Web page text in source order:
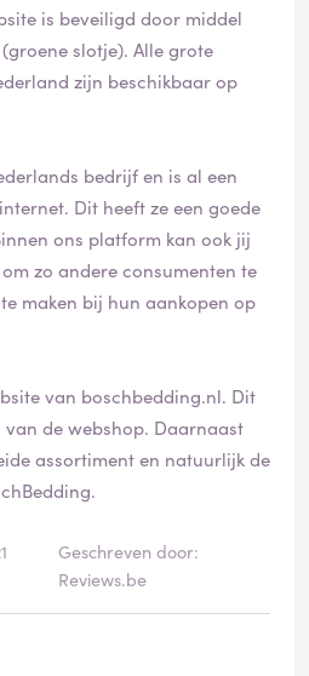
is beveiligd door middel
slotje). Alle grote
zijn beschikbaar op
bedrijf en is al een
Dit heeft ze een goede
ons platform kan ook jij
zo andere consumenten te
maken bij hun aankopen op
van boschbedding.nl. Dit
de webshop. Daarnaast
assortiment en natuurlijk de
Geschreven door:
Reviews.be